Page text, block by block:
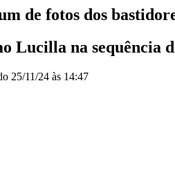
de fotos dos
Lucilla na sequência
25/11/24 às 14:47